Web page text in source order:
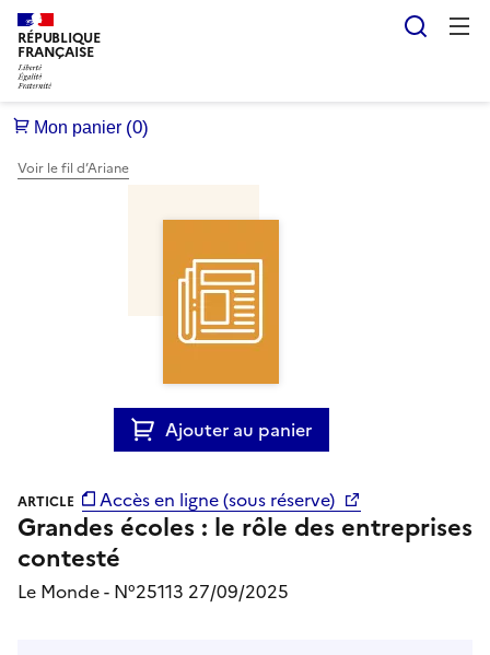
RÉPUBLIQUE
FRANÇAISE
Voir le fil d’Ariane
Ajouter au panier
Accès en ligne (sous réserve)
ARTICLE
Grandes écoles : le rôle des entreprises
contesté
Le Monde - N°25113 27/09/2025